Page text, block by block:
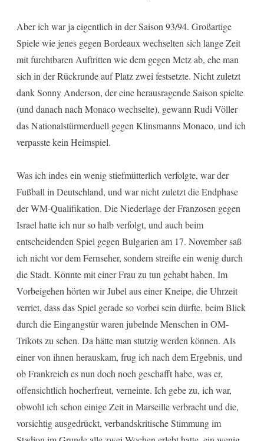
Aber ich war ja eigentlich in der Saison 93/94. Großartige
Spiele wie jenes gegen Bordeaux wechselten sich lange Zeit
mit furchtbaren Auftritten wie dem gegen Metz ab, ehe man
sich in der Rückrunde auf Platz zwei festsetzte. Nicht zuletzt
dank Sonny Anderson, der eine herausragende Saison spielte
(und danach nach Monaco wechselte), gewann Rudi Völler
das Nationalstürmerduell gegen Klinsmanns Monaco, und ich
verpasste kein Heimspiel.
Was ich indes ein wenig stiefmütterlich verfolgte, war der
Fußball in Deutschland, und war nicht zuletzt die Endphase
der WM-Qualifikation. Die Niederlage der Franzosen gegen
Israel hatte ich nur so halb verfolgt, und auch beim
entscheidenden Spiel gegen Bulgarien am 17. November saß
ich nicht vor dem Fernseher, sondern streifte ein wenig durch
die Stadt. Könnte mit einer Frau zu tun gehabt haben. Im
Vorbeigehen hörten wir Jubel aus einer Kneipe, die Uhrzeit
verriet, dass das Spiel gerade so vorbei sein dürfte, beim Blick
durch die Eingangstür waren jubelnde Menschen in OM-
Trikots zu sehen. Da hätte man stutzig werden können. Als
einer von ihnen herauskam, frug ich nach dem Ergebnis, und
ob Frankreich es nun doch noch geschafft habe, was er,
offensichtlich hocherfreut, verneinte. Ich gebe zu, ich war,
obwohl ich schon einige Zeit in Marseille verbracht und die,
vorsichtig ausgedrückt, verbandskritische Stimmung im